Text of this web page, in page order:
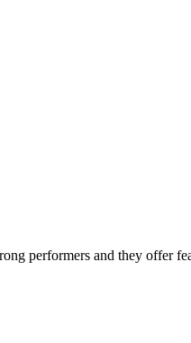
performers and they offer